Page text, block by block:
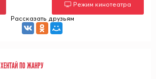
Режим кинотеатра
Рассказать друзьям
ХЕНТАЙ ПО ЖАНРУ